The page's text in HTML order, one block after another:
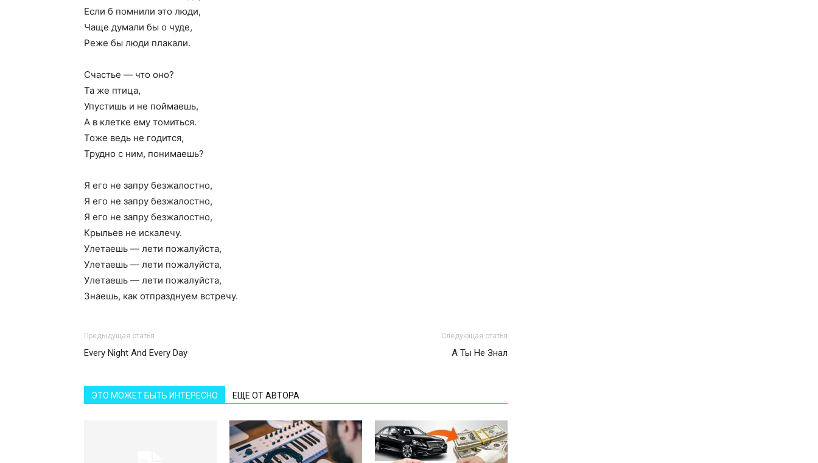
Если б помнили это люди,
Чаще думали бы о чуде,
Реже бы люди плакали.
Счастье — что оно?
Та же птица,
Упустишь и не поймаешь,
А в клетке ему томиться.
Тоже ведь не годится,
Трудно с ним, понимаешь?
Я его не запру безжалостно,
Я его не запру безжалостно,
Я его не запру безжалостно,
Крыльев не искалечу.
Улетаешь — лети пожалуйста,
Улетаешь — лети пожалуйста,
Улетаешь — лети пожалуйста,
Знаешь, как отпразднуем встречу.
Предыдущая статья
Every Night And Every Day
Следующая статья
А Ты Не Знал
ЭТО МОЖЕТ БЫТЬ ИНТЕРЕСНО ЕЩЕ ОТ АВТОРА